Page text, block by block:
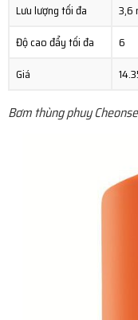
Lưu lượng tối đa
3,6
Độ cao đẩy tối đa
6
Giá
Bơm thùng phuy